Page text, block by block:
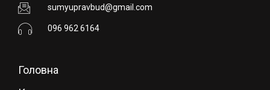
sumyupravbud@gmail.com
096 962 6164
Головна